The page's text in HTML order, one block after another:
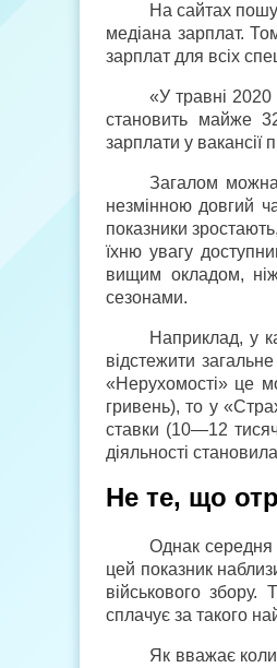
На сайтах
медіана зарплат.
зарплат для всіх
«У травні 2020
становить майже
зарплати у
Загалом можна
незмінною довгий
показники
їхню увагу
вищим окладом, ніж
сезонами.
Наприклад, у
відстежити
«Нерухомості» це
гривень), то у
ставки (10—12
діяльності
Не те, що
Однак середня
цей показник
військового
сплачує за такого
Як вважає